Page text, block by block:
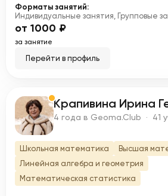
Форматы занятий:
Индивидуальные занятия, Групповые
от 1000 ₽
за занятие
Перейти в профиль
К Крапивина Ирина
4 года в Geoma.Club · 41
Школьная математика
Высшая
Линейная алгебра и геометрия
Математическая статистика